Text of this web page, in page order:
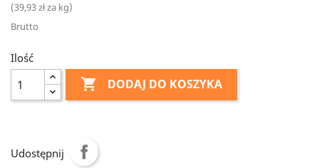
(39,93 zł za kg)
Brutto
Ilość
 DODAJ DO KOSZYKA
Udostępnij